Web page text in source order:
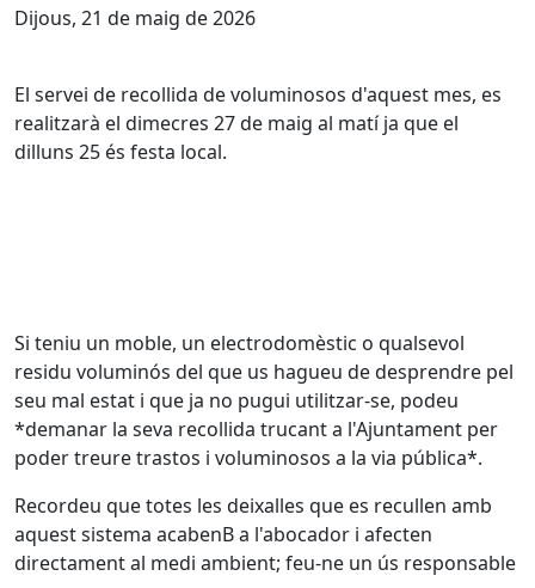
Dijous, 21 de maig de 2026
El servei de recollida de voluminosos d'aquest mes, es
realitzarà el dimecres 27 de maig al matí ja que el
dilluns 25 és festa local.
Si teniu un moble, un electrodomèstic o qualsevol
residu voluminós del que us hagueu de desprendre pel
seu mal estat i que ja no pugui utilitzar-se, podeu
*demanar la seva recollida trucant a l'Ajuntament per
poder treure trastos i voluminosos a la via pública*.
Recordeu que totes les deixalles que es recullen amb
aquest sistema acabenB a l'abocador i afecten
directament al medi ambient; feu-ne un ús responsable